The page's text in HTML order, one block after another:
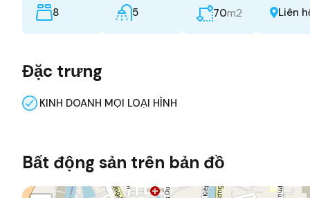
8
5
70m2
Liên
Đặc trưng
KINH DOANH MỌI LOẠI HÌNH
Bất động sản trên bản đồ